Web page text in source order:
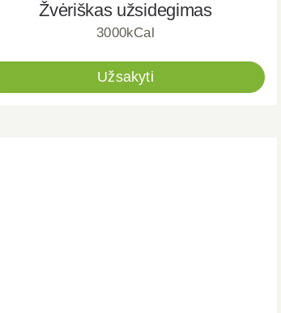
Žvėriškas užsidegimas
3000kCal
Užsakyti